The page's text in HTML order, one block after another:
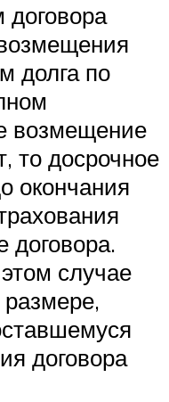
долга по
возмещение
то досрочное
окончания
договора.
случае
договора